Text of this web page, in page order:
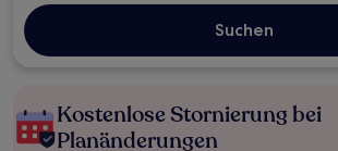
Suchen
Kostenlose Stornierung bei
Planänderungen